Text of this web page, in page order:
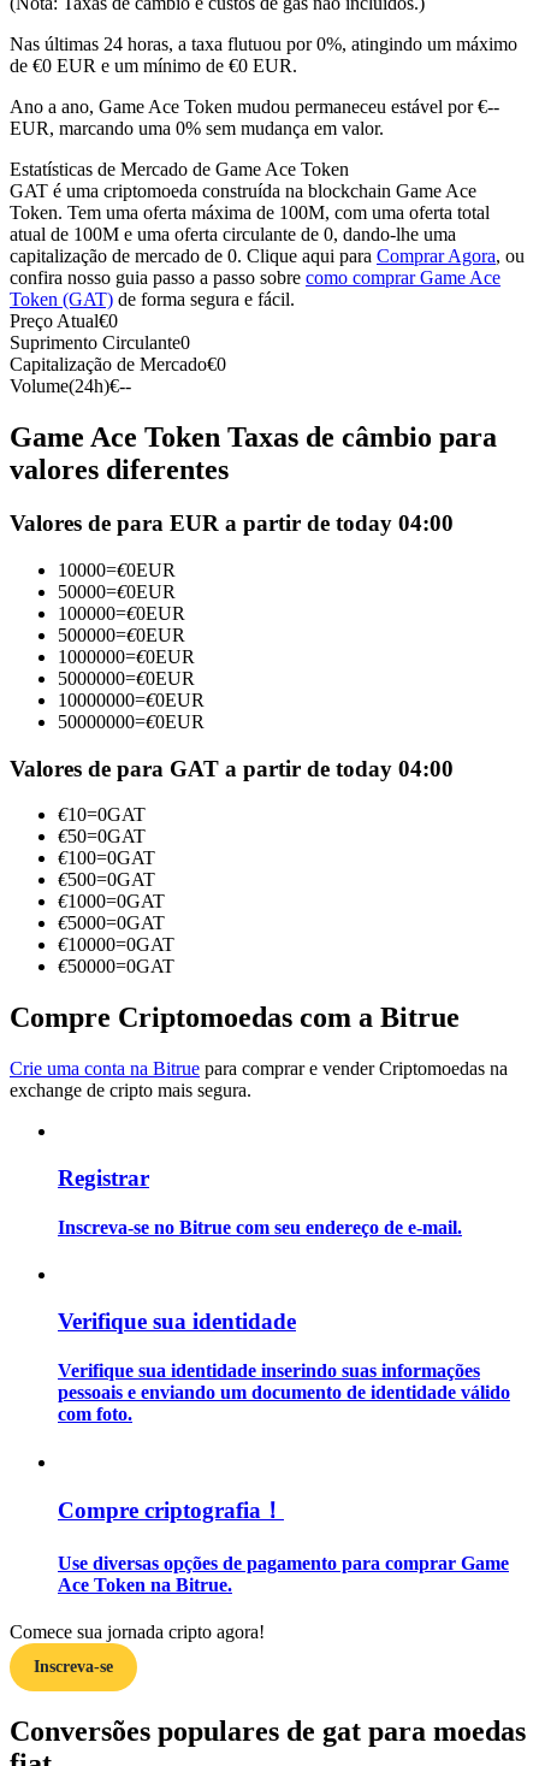
Futuros de USDC
Futuros usando USDC como garantia
Junte-se aos principais traders
Torne-se um Trader de Cópias
Análise de big data, incluindo informações comerciais, etc.
Guia para iniciantes em futuros
Estratégias de negociação
Nas últimas 24 horas, a taxa flutuou por 0%, atingindo um máximo
de €0 EUR e um mínimo de €0 EUR.
Ano a ano, Game Ace Token mudou permaneceu estável por €--
EUR, marcando uma 0% sem mudança em valor.
Estatísticas de Mercado de Game Ace Token
GAT é uma criptomoeda construída na blockchain Game Ace
Token. Tem uma oferta máxima de 100M, com uma oferta total
atual de 100M e uma oferta circulante de 0, dando-lhe uma
capitalização de mercado de 0. Clique aqui para Comprar Agora, ou
confira nosso guia passo a passo sobre como comprar Game Ace
Token (GAT) de forma segura e fácil.
Preço Atual€0
Suprimento Circulante0
Capitalização de Mercado€0
Volume(24h)€--
Game Ace Token Taxas de câmbio para
valores diferentes
Valores de para EUR a partir de today 04:00
10000=€0EUR
50000=€0EUR
100000=€0EUR
500000=€0EUR
1000000=€0EUR
5000000=€0EUR
10000000=€0EUR
50000000=€0EUR
Valores de para GAT a partir de today 04:00
€10=0GAT
€50=0GAT
€100=0GAT
€500=0GAT
€1000=0GAT
€5000=0GAT
€10000=0GAT
€50000=0GAT
Compre Criptomoedas com a Bitrue
Crie uma conta na Bitrue para comprar e vender Criptomoedas na
exchange de cripto mais segura.
Registrar
Inscreva-se no Bitrue com seu endereço de e-mail.
Verifique sua identidade
Verifique sua identidade inserindo suas informações
pessoais e enviando um documento de identidade válido
com foto.
Compre criptografia！
Use diversas opções de pagamento para comprar Game
Ace Token na Bitrue.
Comece sua jornada cripto agora!
Inscreva-se
Conversões populares de gat para moedas